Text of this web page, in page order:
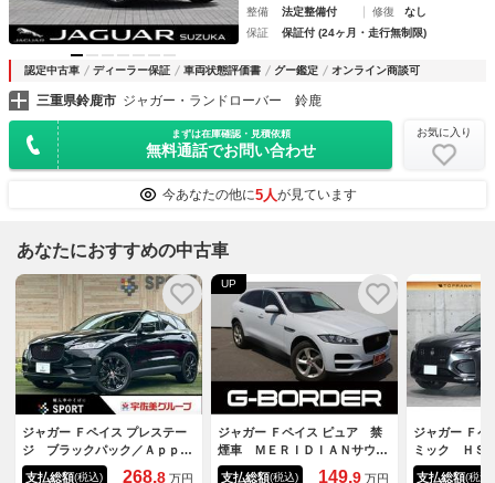
整備 法定整備付 修復
なし
保証
保証付 (24ヶ月・走行無制限)
認定中古車 ディーラー保証 車両状態評価書 グー鑑定 オンライン商談可
三重県鈴鹿市 ジャガー・ランドローバー 鈴鹿
まずは在庫確認・見積依頼
無料通話でお問い合わせ
お気に入り
今あなたの他に5人が見ています
あなたにおすすめの中古車
ジャガー Ｆペイス プレステー
ジ ブラックパック／Ａｐｐｌ
ｅＣａｒＰｌａｙ／ＭＥＲＩＤ
支払総額(税込) 268.8 万円
UP
ジャガー Ｆペイス ピュア 禁
煙車 ＭＥＲＩＤＩＡＮサウン
ドシステム 純正１０．２イン
支払総額(税込) 149.9 万円
ジャガー Ｆペ
ミック Ｈ
パノラマＳＲ
支払総額(税込)